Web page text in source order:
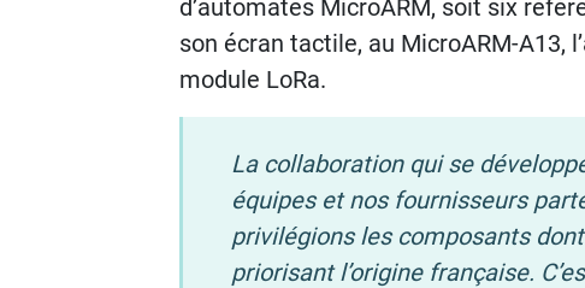
d’automates MicroARM, soit six
son écran tactile, au MicroARM-A13,
module LoRa.
La collaboration qui se
équipes et nos fournisseurs
privilégions les composants
priorisant l’origine française.